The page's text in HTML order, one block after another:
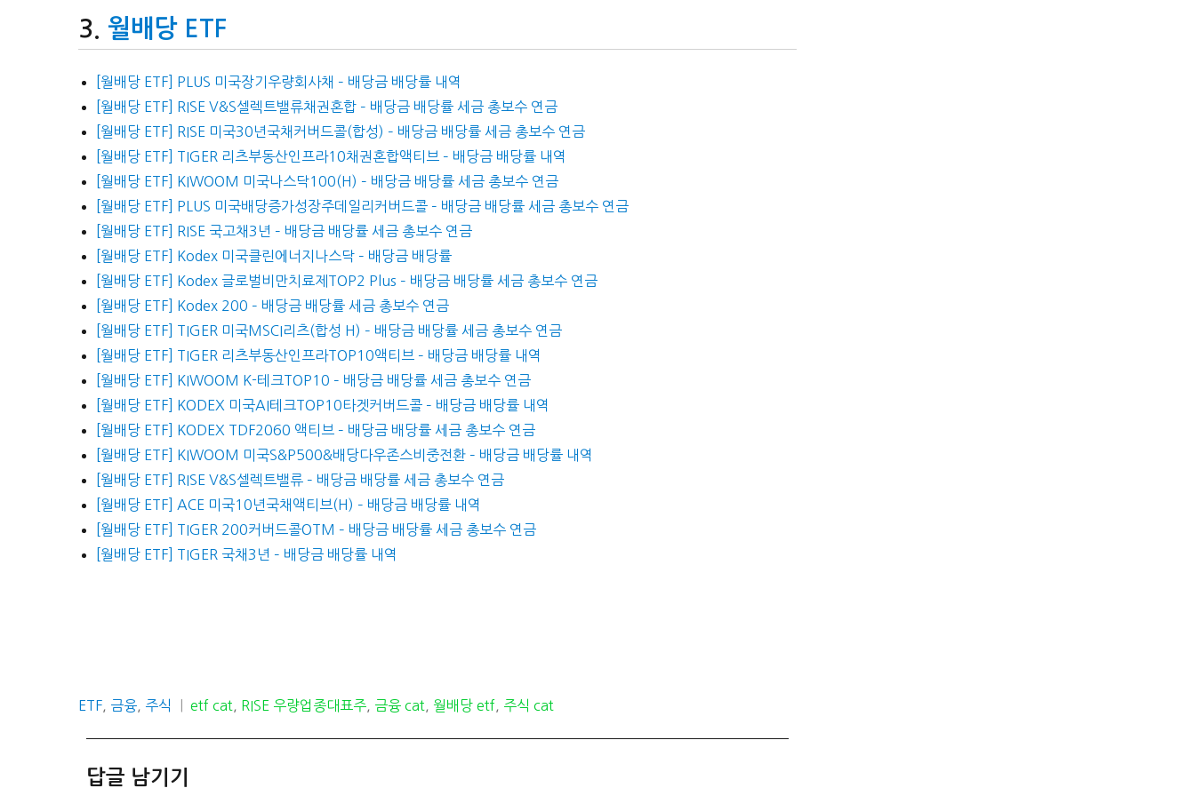
월배당 ETF
[월배당 ETF] PLUS 미국장기우량회사채 – 배당금 배당률 내역
[월배당 ETF] RISE V&S셀렉트밸류채권혼합 – 배당금 배당률 세금 총보수 연금
[월배당 ETF] RISE 미국30년국채커버드콜(합성) – 배당금 배당률 세금 총보수 연금
[월배당 ETF] TIGER 리츠부동산인프라10채권혼합액티브 – 배당금 배당률 내역
[월배당 ETF] KIWOOM 미국나스닥100(H) – 배당금 배당률 세금 총보수 연금
[월배당 ETF] PLUS 미국배당증가성장주데일리커버드콜 – 배당금 배당률 세금 총보수 연금
[월배당 ETF] RISE 국고채3년 – 배당금 배당률 세금 총보수 연금
[월배당 ETF] Kodex 미국클린에너지나스닥 – 배당금 배당률
[월배당 ETF] Kodex 글로벌비만치료제TOP2 Plus – 배당금 배당률 세금 총보수 연금
[월배당 ETF] Kodex 200 – 배당금 배당률 세금 총보수 연금
[월배당 ETF] TIGER 미국MSCI리츠(합성 H) – 배당금 배당률 세금 총보수 연금
[월배당 ETF] TIGER 리츠부동산인프라TOP10액티브 – 배당금 배당률 내역
[월배당 ETF] KIWOOM K-테크TOP10 – 배당금 배당률 세금 총보수 연금
[월배당 ETF] KODEX 미국AI테크TOP10타겟커버드콜 – 배당금 배당률 내역
[월배당 ETF] KODEX TDF2060 액티브 – 배당금 배당률 세금 총보수 연금
[월배당 ETF] KIWOOM 미국S&P500&배당다우존스비중전환 – 배당금 배당률 내역
[월배당 ETF] RISE V&S셀렉트밸류 – 배당금 배당률 세금 총보수 연금
[월배당 ETF] ACE 미국10년국채액티브(H) – 배당금 배당률 내역
[월배당 ETF] TIGER 200커버드콜OTM – 배당금 배당률 세금 총보수 연금
[월배당 ETF] TIGER 국채3년 – 배당금 배당률 내역
카
리
ETF 금융 주식
태
etf cat RISE 우량업종대표주 금융 cat 월배당 etf 주식 cat
답글 남기기